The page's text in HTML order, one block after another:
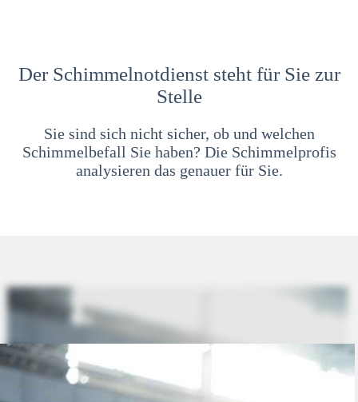
Der Schimmelnotdienst steht für Sie zur
Stelle
Sie sind sich nicht sicher, ob und welchen
Schimmelbefall Sie haben? Die Schimmelprofis
analysieren das genauer für Sie.